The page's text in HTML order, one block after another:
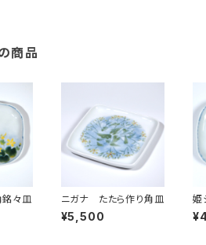
商品
銘々皿 ニガナ たたら作り角皿
¥5,500
姫